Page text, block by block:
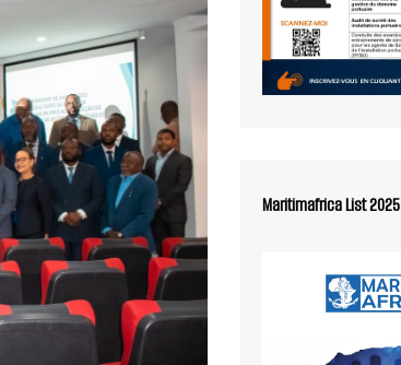
Maritimafrica List 2025